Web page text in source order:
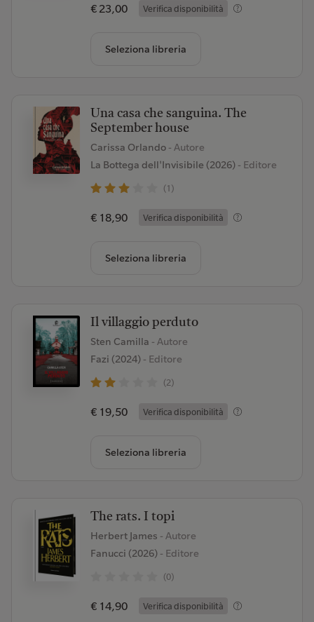
€ 23,00 Verifica disponibilità
Seleziona libreria
Una casa che sanguina. The
September house
Carissa Orlando - Autore
La Bottega dell'Invisibile (2026)- Editore
(1)
€ 18,90 Verifica disponibilità
Seleziona libreria
Il villaggio perduto
Sten Camilla - Autore
Fazi (2024)- Editore
(2)
€ 19,50 Verifica disponibilità
Seleziona libreria
The rats. I topi
Herbert James - Autore
Fanucci (2026)- Editore
(0)
€ 14,90 Verifica disponibilità